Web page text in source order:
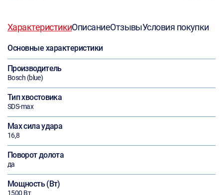
ХарактеристикиОписаниеОтзывыУсловия покупки
Основные характеристики
Производитель
Bosch (blue)
Тип хвостовика
SDS-max
Max сила удара
16,8
Поворот долота
да
Мощность (Вт)
1500 Вт